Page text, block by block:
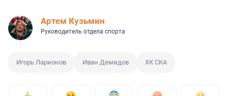
Артем Кузьмин
Руководитель отдела спорта
Игорь Ларионов Иван Демидов ХК СКА